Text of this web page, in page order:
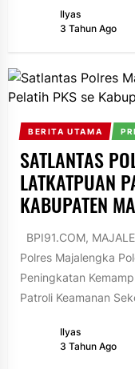
Ilyas
3 Tahun Ago
BERITA UTAMA
SATLANTAS
LATKATPUAN
KABUPATEN
BPI91.COM,
Polres Majalengka
Peningkatan
Patroli Keamanan
Ilyas
3 Tahun Ago